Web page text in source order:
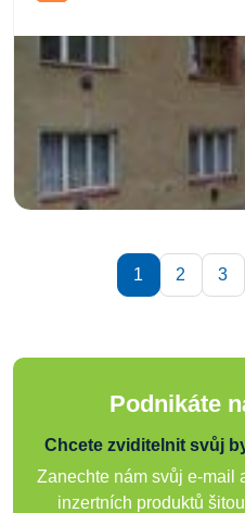
1 2 3
Podnikáte
Chcete zviditelnit svůj
Zanechte nám svůj e-mail
inzertních produktů